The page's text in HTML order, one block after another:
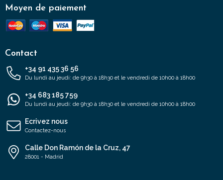
Moyen de paiement
Contact
+34 91 435 36 56
Du lundi au jeudi: de 9h30 à 18h30 et le vendredi de 10h00 à 18h00
+34 683 185 759
Du lundi au jeudi: de 9h30 à 18h30 et le vendredi de 10h00 à 18h00
Ecrivez nous
Contactez-nous
Calle Don Ramón de la Cruz, 47
28001 - Madrid